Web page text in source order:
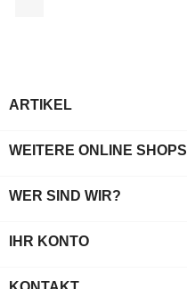
ARTIKEL
WEITERE ONLINE SHOPS
WER SIND WIR?
IHR KONTO